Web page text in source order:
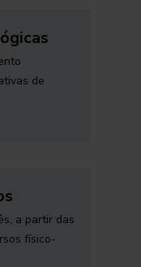
de
a partir das
físico-